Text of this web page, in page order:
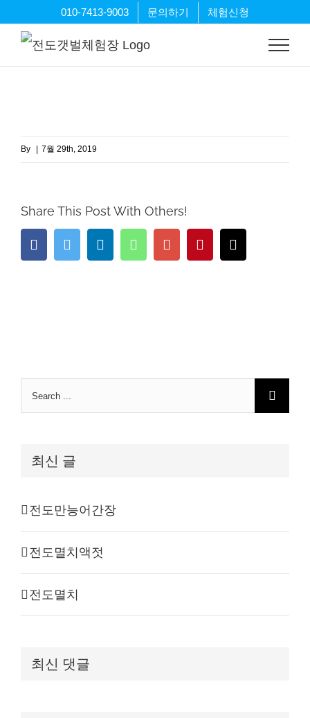
content
010-7413-9003 문의하기 체험신청
By 7월 29th, 2019
Share This Post With Others!
Facebook
Twitter LinkedInWhatsapp
Google+Pinterest
Search
최신 글
전도만능어간장
전도멸치액젓
전도멸치
최신 댓글